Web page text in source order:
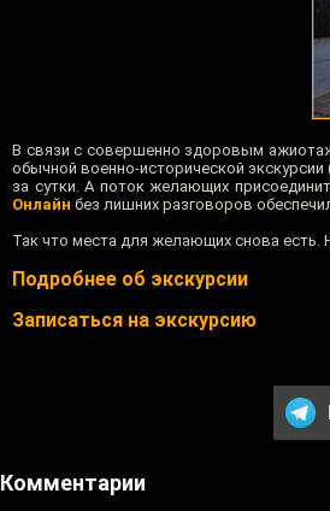
В связи с совершенно здоровым
обычной военно-исторической
за сутки. А поток желающих
Онлайн без лишних разговоров
Так что места для желающих снова есть.
Подробнее об экскурсии
Записаться на экскурсию
Комментарии